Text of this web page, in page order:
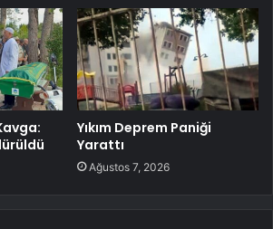
Yıkım Deprem Paniği
Yarattı
Ağustos 7, 2026